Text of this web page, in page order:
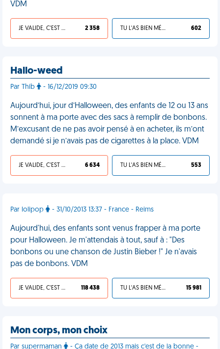
VDM
JE VALIDE, C'EST UNE VDM 2 358 TU L'AS BIEN MÉRITÉ 602
Hallo-weed
Par Thib - 16/12/2019 09:30
Aujourd’hui, jour d’Halloween, des enfants de 12 ou 13 ans
sonnent à ma porte avec des sacs à remplir de bonbons.
M’excusant de ne pas avoir pensé à en acheter, ils m’ont
demandé si je n’avais pas de cigarettes à la place. VDM
JE VALIDE, C'EST UNE VDM 6 634 TU L'AS BIEN MÉRITÉ 553
Par lolipop - 31/10/2013 13:37 - France - Reims
Aujourd'hui, des enfants sont venus frapper à ma porte
pour Halloween. Je m'attendais à tout, sauf à : "Des
bonbons ou une chanson de Justin Bieber !" Je n'avais
pas de bonbons. VDM
JE VALIDE, C'EST UNE VDM 118 438 TU L'AS BIEN MÉRITÉ 15 981
Mon corps, mon choix
Par supermaman
- Ça date de 2013 mais c'est de la bonne -